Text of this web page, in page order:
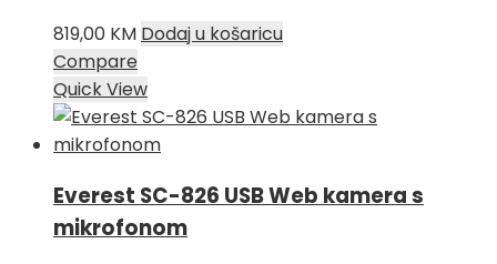
819,00 KM Dodaj u košaricu
Compare
Quick View
Everest SC-826 USB Web kamera s
mikrofonom